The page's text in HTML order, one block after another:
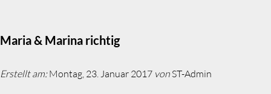
AKTUELLES
Maria & Marina richtig
Erstellt am:Montag, 23. Januar 2017 vonST-Admin